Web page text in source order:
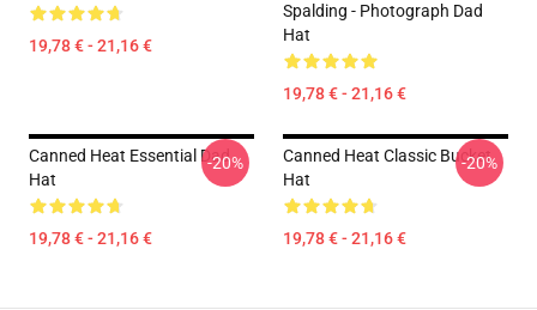
19,78 € - 21,16 €
Spalding - Photograph Dad
Hat
19,78 € - 21,16 €
Canned Heat Essential Dad
Hat
19,78 € - 21,16 €
-20%
Canned Heat Classic Bucket
Hat
19,78 € - 21,16 €
-20%